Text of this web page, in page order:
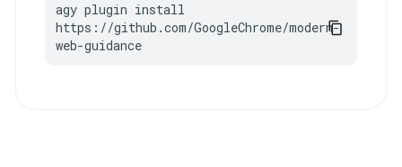
agy plugin install
https://github.com/GoogleChrome/modern-
web-guidance